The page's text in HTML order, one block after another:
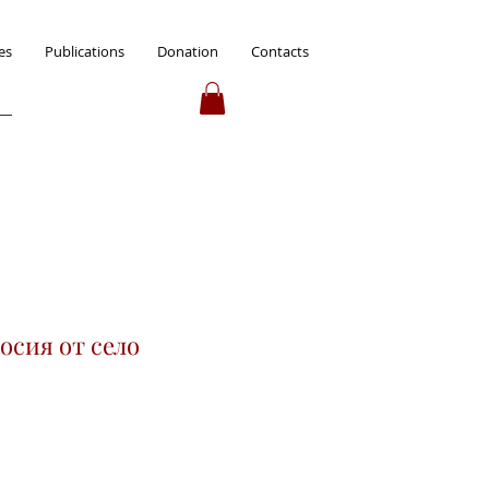
Publications Donation Contacts
от село